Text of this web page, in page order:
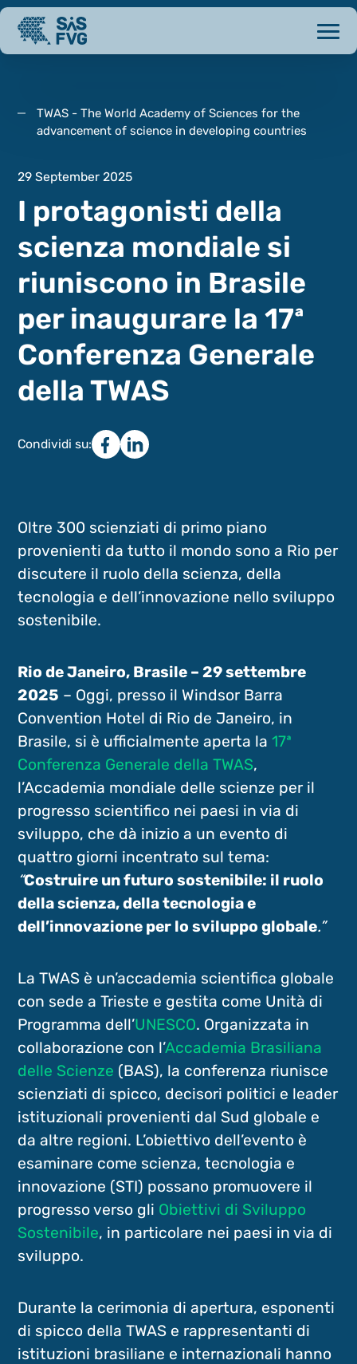
TWAS - The World Academy of Sciences for the
advancement of science in developing countries
29 September 2025
I protagonisti della
scienza mondiale si
riuniscono in Brasile
per inaugurare la 17ª
Conferenza Generale
della TWAS
Condividi su:
Oltre 300 scienziati di primo piano
provenienti da tutto il mondo sono a Rio per
discutere il ruolo della scienza, della
tecnologia e dell’innovazione nello sviluppo
sostenibile.
Rio de Janeiro, Brasile – 29 settembre
2025 – Oggi, presso il Windsor Barra
Convention Hotel di Rio de Janeiro, in
Brasile, si è ufficialmente aperta la 17ª
Conferenza Generale della TWAS,
l’Accademia mondiale delle scienze per il
progresso scientifico nei paesi in via di
sviluppo, che dà inizio a un evento di
quattro giorni incentrato sul tema:
“Costruire un futuro sostenibile: il ruolo
della scienza, della tecnologia e
dell’innovazione per lo sviluppo globale.”
La TWAS è un’accademia scientifica globale
con sede a Trieste e gestita come Unità di
Programma dell’UNESCO. Organizzata in
collaborazione con l’Accademia Brasiliana
delle Scienze (BAS), la conferenza riunisce
scienziati di spicco, decisori politici e leader
istituzionali provenienti dal Sud globale e
da altre regioni. L’obiettivo dell’evento è
esaminare come scienza, tecnologia e
innovazione (STI) possano promuovere il
progresso verso gli Obiettivi di Sviluppo
Sostenibile, in particolare nei paesi in via di
sviluppo.
Durante la cerimonia di apertura, esponenti
di spicco della TWAS e rappresentanti di
istituzioni brasiliane e internazionali hanno